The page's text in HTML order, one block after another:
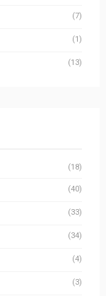
(7)
(1)
(13)
(18)
(40)
(33)
(34)
(4)
(3)